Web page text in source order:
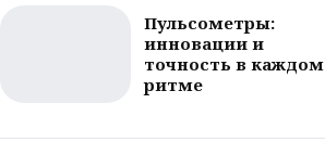
Пульсометры:
инновации и
точность в каждом
ритме